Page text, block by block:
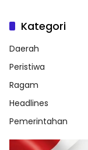
Kategori
Daerah
Peristiwa
Ragam
Headlines
Pemerintahan